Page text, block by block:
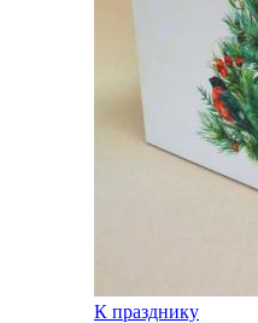
К празднику